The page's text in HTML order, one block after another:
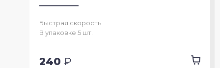
Быстрая скорость
В упаковке 5 шт.
240 ₽